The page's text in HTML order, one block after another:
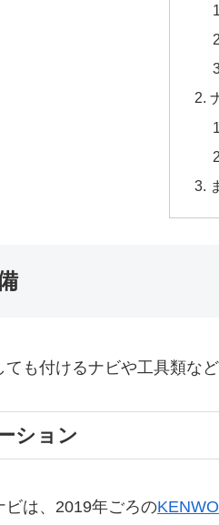
も付けるナビや工具類な
ション
ビは、2019年ごろの